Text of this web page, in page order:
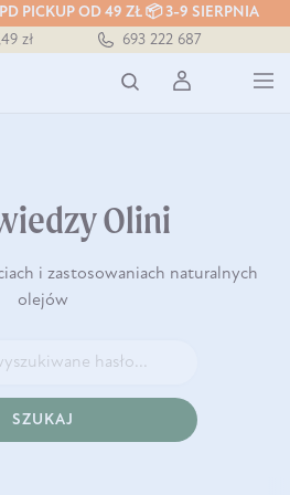
PICKUP OD 49 ZŁ 📦 3-9 SIERPNIA
zł
693 222 687
Olini
i zastosowaniach naturalnych
olejów
SZUKAJ